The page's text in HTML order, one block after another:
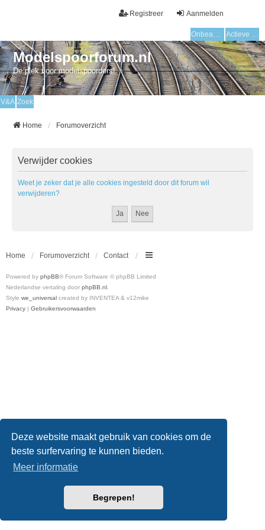
Deze website maakt gebruik van cookies om de
beste surfervaring te kunnen bieden.
Meer informatie
Begrepen!
Aanmelden
Registreer
Onbeantwoorde onderwerpen Actieve onderwerpen
Modelspoorforum.nl
De plek voor modelspoorders!
V&A Zoek
Home Forumoverzicht
Verwijder cookies
Weet je zeker dat je alle cookies ingesteld door dit forum wil
verwijderen?
Home Forumoverzicht Contact
Powered by phpBB® Forum Software © phpBB Limited
Nederlandse vertaling door phpBB.nl
Style we_universal created by INVENTEA & v12mike
Privacy | Gebruikersvoorwaarden